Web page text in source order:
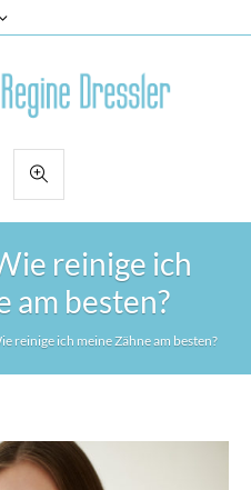
reinige ich
am besten?
reinige ich meine Zähne am besten?